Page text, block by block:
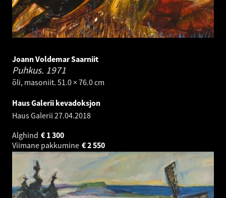
Joann Voldemar Saarniit
Puhkus. 1971
õli, masoniit. 51.0 × 76.0 cm
Haus Galerii kevadoksjon
Haus Galerii 27.04.2018
Alghind
1 300
€
Viimane pakkumine
2 550
€